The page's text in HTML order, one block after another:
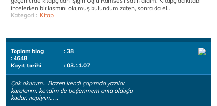
incelerken bir kısmını okumuş bulundum zaten, sonra da el..
Kategori : Kitap
Toplam blog
: 38
: 4648
Kayıt tarihi
: 03.11.07
Çok okurum… Bazen kendi çapımda yazılar
karalarım, kendim de beğenmem ama olduğu
kadar, napiyim… ..